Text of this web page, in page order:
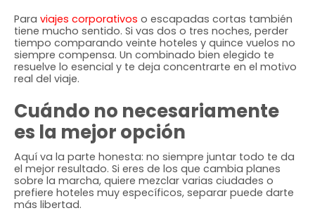
Para viajes corporativos o escapadas cortas también
tiene mucho sentido. Si vas dos o tres noches, perder
tiempo comparando veinte hoteles y quince vuelos no
siempre compensa. Un combinado bien elegido te
resuelve lo esencial y te deja concentrarte en el motivo
real del viaje.
Cuándo no necesariamente
es la mejor opción
Aquí va la parte honesta: no siempre juntar todo te da
el mejor resultado. Si eres de los que cambia planes
sobre la marcha, quiere mezclar varias ciudades o
prefiere hoteles muy específicos, separar puede darte
más libertad.